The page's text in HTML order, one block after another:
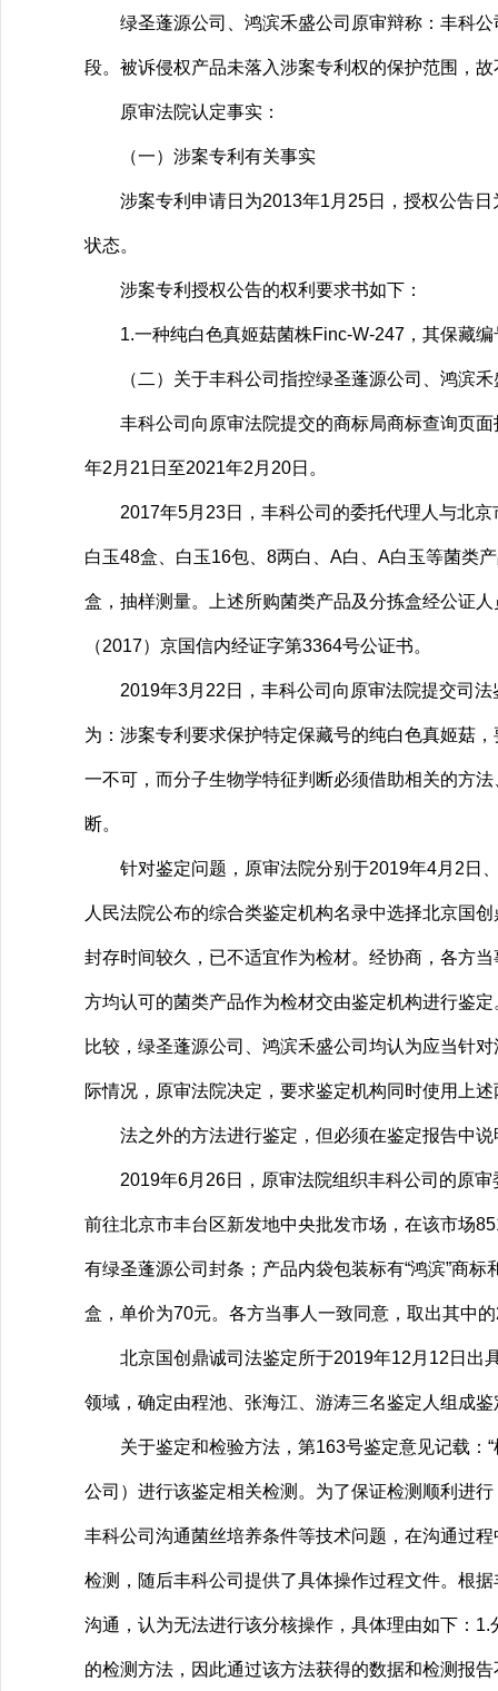
绿圣蓬源公司、鸿滨禾盛公司原审辩称：丰科公
段。被诉侵权产品未落入涉案专利权的保护范围，
原审法院认定事实：
（一）涉案专利有关事实
涉案专利申请日为2013年1月25日，授权公告日
状态。
涉案专利授权公告的权利要求书如下：
1.一种纯白色真姬菇菌株Finc-W-247，其保藏编
（二）关于丰科公司指控绿圣蓬源公司、鸿滨禾
丰科公司向原审法院提交的商标局商标查询页面
年2月21日至2021年2月20日。
2017年5月23日，丰科公司的委托代理人与北京
白玉48盒、白玉16包、8两白、A白、A白玉等菌类
盒，抽样测量。上述所购菌类产品及分拣盒经公证
（2017）京国信内经证字第3364号公证书。
2019年3月22日，丰科公司向原审法院提交司法
为：涉案专利要求保护特定保藏号的纯白色真姬菇
一不可，而分子生物学特征判断必须借助相关的方
断。
针对鉴定问题，原审法院分别于2019年4月2日、
人民法院公布的综合类鉴定机构名录中选择北京国
封存时间较久，已不适宜作为检材。经协商，各方
方均认可的菌类产品作为检材交由鉴定机构进行鉴
比较，绿圣蓬源公司、鸿滨禾盛公司均认为应当针
际情况，原审法院决定，要求鉴定机构同时使用上
法之外的方法进行鉴定，但必须在鉴定报告中说
2019年6月26日，原审法院组织丰科公司的原审
前往北京市丰台区新发地中央批发市场，在该市场
有绿圣蓬源公司封条；产品内袋包装标有“鸿滨”商
盒，单价为70元。各方当事人一致同意，取出其中
北京国创鼎诚司法鉴定所于2019年12月12日出具
领域，确定由程池、张海江、游涛三名鉴定人组成鉴
关于鉴定和检验方法，第163号鉴定意见记载：“
公司）进行该鉴定相关检测。为了保证检测顺利进
丰科公司沟通菌丝培养条件等技术问题，在沟通过
检测，随后丰科公司提供了具体操作过程文件。根
沟通，认为无法进行该分核操作，具体理由如下：
的检测方法，因此通过该方法获得的数据和检测报